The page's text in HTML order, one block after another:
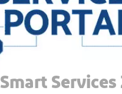
Smart Services